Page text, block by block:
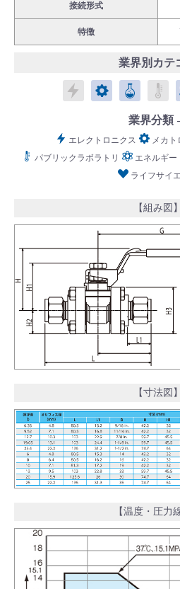
languageLanguage：日本語／English
mailお問い合わせ
接続形式
特徴
業界別カテ
エレクトロニクス
メカトロニ
ケミカ
業界分類
エレクトロニクス メカト
パブリックラボラトリ
エネルギー
ライフサイ
【組み図】
【寸法図】
【温度・圧力